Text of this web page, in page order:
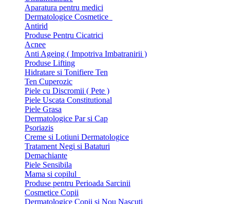
Aparatura pentru medici
Dermatologice Cosmetice
Antirid
Produse Pentru Cicatrici
Acnee
Anti Ageing ( Impotriva Imbatranirii )
Produse Lifting
Hidratare si Tonifiere Ten
Ten Cuperozic
Piele cu Discromii ( Pete )
Piele Uscata Constitutional
Piele Grasa
Dermatologice Par si Cap
Psoriazis
Creme si Lotiuni Dermatologice
Tratament Negi si Bataturi
Demachiante
Piele Sensibila
Mama si copilul
Produse pentru Perioada Sarcinii
Cosmetice Copii
Dermatologice Copii si Nou Nascuti